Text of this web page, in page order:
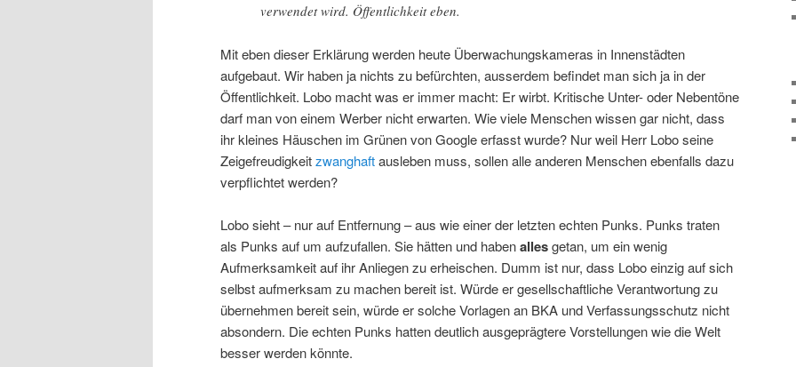
verwendet wird. Öffentlichkeit eben.
Mit eben dieser Erklärung werden heute Überwachungskameras in Innenstädten
aufgebaut. Wir haben ja nichts zu befürchten, ausserdem befindet man sich ja in der
Öffentlichkeit. Lobo macht was er immer macht: Er wirbt. Kritische Unter- oder Nebentöne
darf man von einem Werber nicht erwarten. Wie viele Menschen wissen gar nicht, dass
ihr kleines Häuschen im Grünen von Google erfasst wurde? Nur weil Herr Lobo seine
Zeigefreudigkeitzwanghaftausleben muss, sollen alle anderen Menschen ebenfalls dazu
verpflichtet werden?
Lobo sieht – nur auf Entfernung – aus wie einer der letzten echten Punks. Punks traten
als Punks auf um aufzufallen. Sie hätten und habenallesgetan, um ein wenig
Aufmerksamkeit auf ihr Anliegen zu erheischen. Dumm ist nur, dass Lobo einzig auf sich
selbst aufmerksam zu machen bereit ist. Würde er gesellschaftliche Verantwortung zu
übernehmen bereit sein, würde er solche Vorlagen an BKA und Verfassungsschutz nicht
absondern. Die echten Punks hatten deutlich ausgeprägtere Vorstellungen wie die Welt
besser werden könnte.